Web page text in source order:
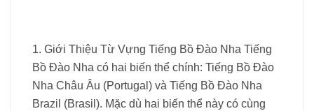
1. Giới Thiệu Từ Vựng Tiếng Bồ Đào Nha Tiếng
Bồ Đào Nha có hai biến thể chính: Tiếng Bồ Đào
Nha Châu Âu (Portugal) và Tiếng Bồ Đào Nha
Brazil (Brasil). Mặc dù hai biến thể này có cùng